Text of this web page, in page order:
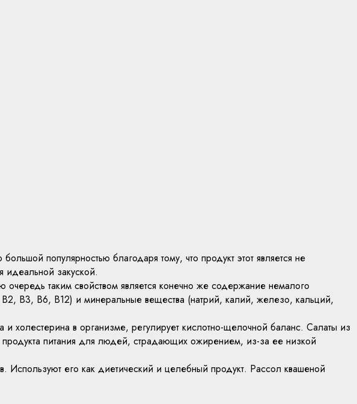
популярностью благодаря тому, что продукт этот является не
идеальной закуской.
таким свойством является конечно же содержание немалого
В2, В3, В6, В12) и минеральные вещества (натрий, калий, железо, кальций,
холестерина в организме, регулирует кислотно-щелочной баланс. Салаты из
продукта питания для людей, страдающих ожирением, из-за ее низкой
Используют его как диетический и целебный продукт. Рассол квашеной